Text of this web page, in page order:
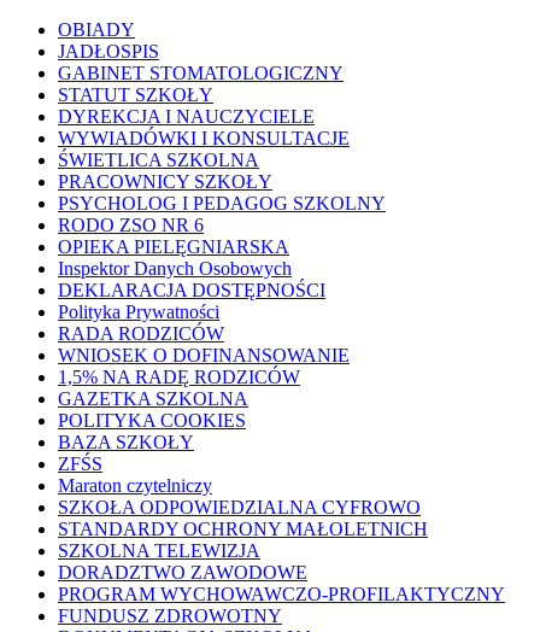
OBIADY
JADŁOSPIS
GABINET STOMATOLOGICZNY
STATUT SZKOŁY
DYREKCJA I NAUCZYCIELE
WYWIADÓWKI I KONSULTACJE
ŚWIETLICA SZKOLNA
PRACOWNICY SZKOŁY
PSYCHOLOG I PEDAGOG SZKOLNY
RODO ZSO NR 6
OPIEKA PIELĘGNIARSKA
Inspektor Danych Osobowych
DEKLARACJA DOSTĘPNOŚCI
Polityka Prywatności
RADA RODZICÓW
WNIOSEK O DOFINANSOWANIE
1,5% NA RADĘ RODZICÓW
GAZETKA SZKOLNA
POLITYKA COOKIES
BAZA SZKOŁY
ZFŚS
Maraton czytelniczy
SZKOŁA ODPOWIEDZIALNA CYFROWO
STANDARDY OCHRONY MAŁOLETNICH
SZKOLNA TELEWIZJA
DORADZTWO ZAWODOWE
PROGRAM WYCHOWAWCZO-PROFILAKTYCZNY
FUNDUSZ ZDROWOTNY